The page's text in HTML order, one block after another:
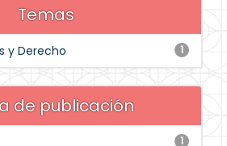
Temas
1
y Derecho
de publicación
1